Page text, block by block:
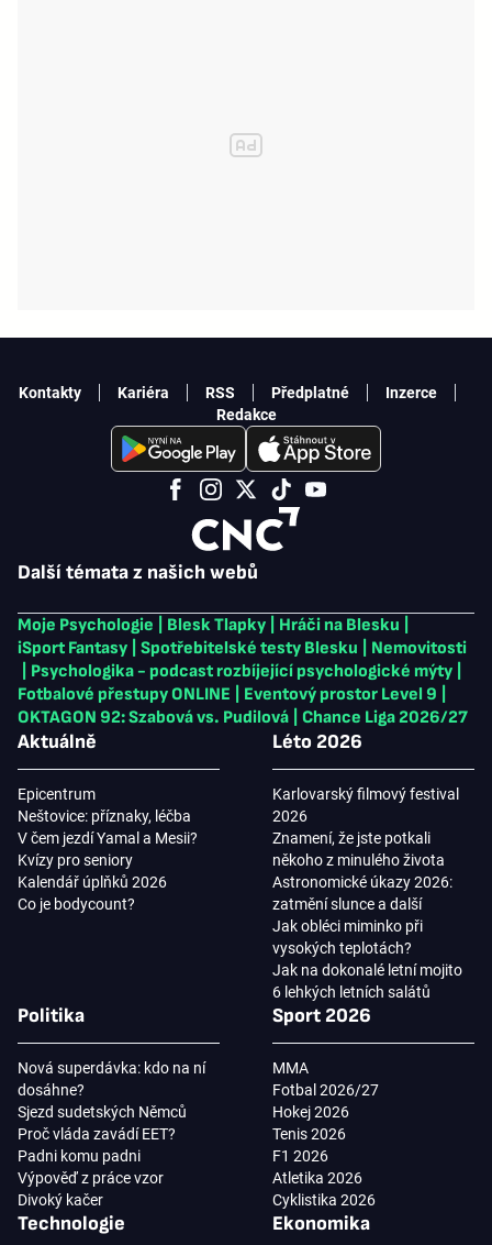
Další témata z našich webů
Moje Psychologie Blesk Tlapky Hráči na Blesku
iSport Fantasy
Spotřebitelské testy Blesku
Nemovitosti
Psychologika - podcast rozbíjející psychologické mýty
Fotbalové přestupy ONLINE
Eventový prostor Level 9
OKTAGON 92: Szabová vs. Pudilová
Chance Liga 2026/27
Aktuálně
Epicentrum
Neštovice: příznaky, léčba
V čem jezdí Yamal a Mesii?
Kvízy pro seniory
Kalendář úplňků 2026
Co je bodycount?
Léto 2026
Karlovarský filmový festival
2026
Znamení, že jste potkali
někoho z minulého života
Astronomické úkazy 2026:
zatmění slunce a další
Jak obléci miminko při
vysokých teplotách?
Jak na dokonalé letní mojito
6 lehkých letních salátů
Politika
Nová superdávka: kdo na ní
dosáhne?
Sjezd sudetských Němců
Proč vláda zavádí EET?
Padni komu padni
Výpověď z práce vzor
Divoký kačer
Sport 2026
MMA
Fotbal 2026/27
Hokej 2026
Tenis 2026
F1 2026
Atletika 2026
Cyklistika 2026
Technologie Ekonomika
Kontakty Kariéra RSS Předplatné
Inzerce
Redakce